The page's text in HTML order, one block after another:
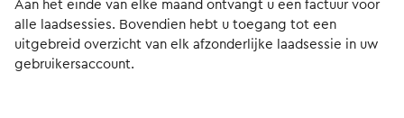
Aan het einde van elke maand ontvangt u een factuur voor
alle laadsessies. Bovendien hebt u toegang tot een
uitgebreid overzicht van elk afzonderlijke laadsessie in uw
gebruikersaccount.